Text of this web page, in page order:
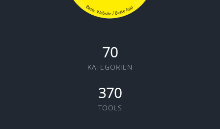
70
KATEGORIEN
370
TOOLS